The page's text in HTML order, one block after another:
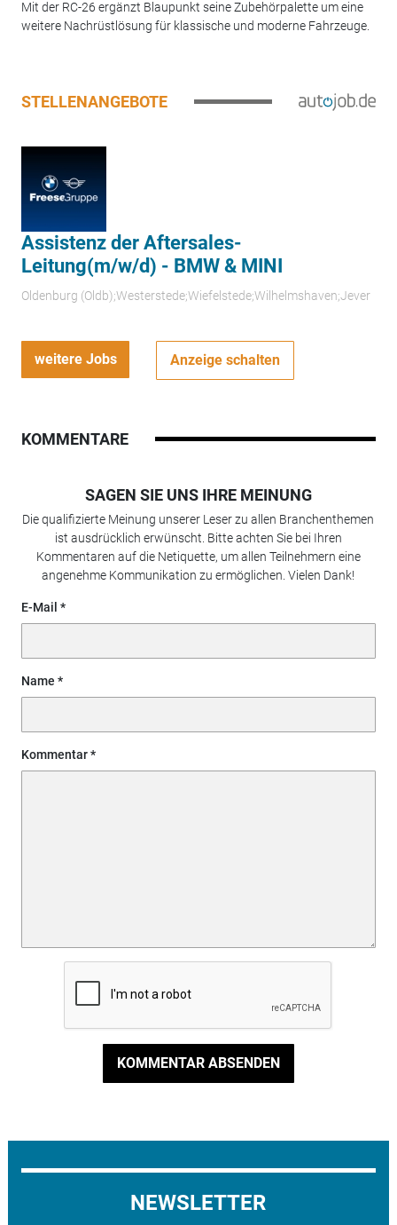
Mit der RC-26 ergänzt Blaupunkt seine Zubehörpalette um eine
weitere Nachrüstlösung für klassische und moderne Fahrzeuge.
STELLENANGEBOTE
Assistenz der Aftersales-
Leitung(m/w/d) - BMW & MINI
Oldenburg (Oldb);Westerstede;Wiefelstede;Wilhelmshaven;Jever
weitere Jobs Anzeige schalten
KOMMENTARE
SAGEN SIE UNS IHRE MEINUNG
Die qualifizierte Meinung unserer Leser zu allen Branchenthemen
ist ausdrücklich erwünscht. Bitte achten Sie bei Ihren
Kommentaren auf die Netiquette, um allen Teilnehmern eine
angenehme Kommunikation zu ermöglichen. Vielen Dank!
E-Mail
Name
Kommentar
KOMMENTAR ABSENDEN
NEWSLETTER